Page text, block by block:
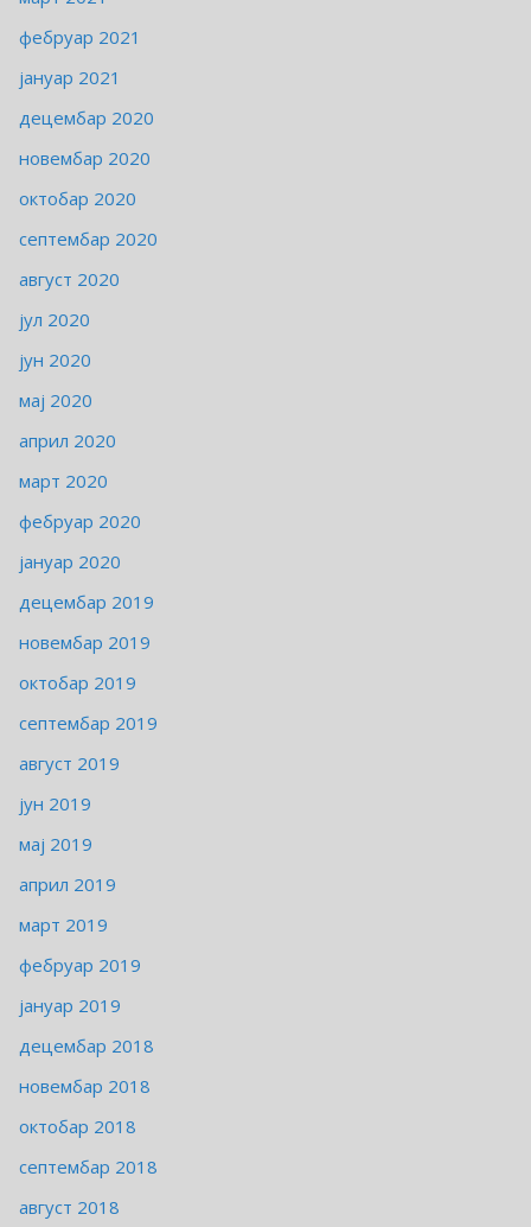
фебруар 2021
јануар 2021
децембар 2020
новембар 2020
октобар 2020
септембар 2020
август 2020
јул 2020
јун 2020
мај 2020
април 2020
март 2020
фебруар 2020
јануар 2020
децембар 2019
новембар 2019
октобар 2019
септембар 2019
август 2019
јун 2019
мај 2019
април 2019
март 2019
фебруар 2019
јануар 2019
децембар 2018
новембар 2018
октобар 2018
септембар 2018
август 2018